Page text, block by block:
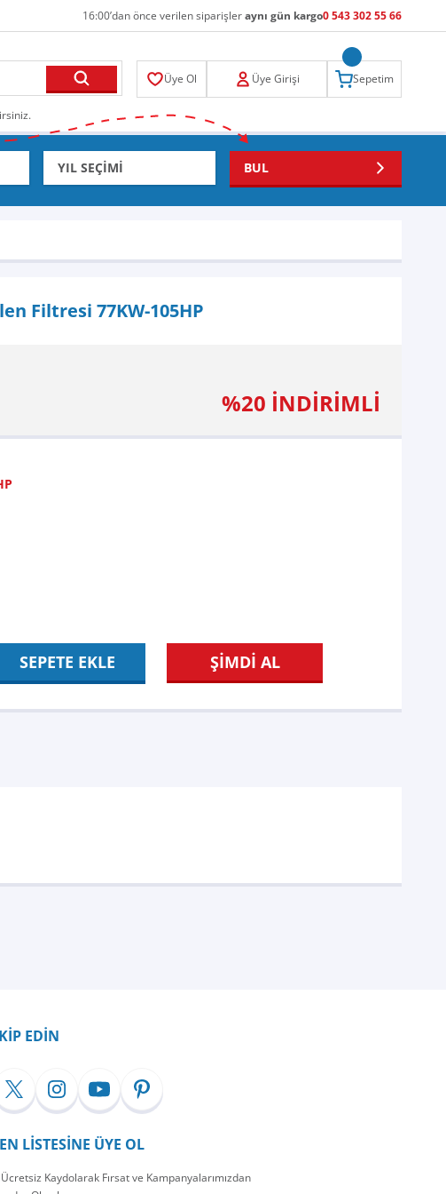
16:00’dan önce verilen siparişleraynı gün kargo0 543 302 55 66
Üye Ol Üye Girişi Sepetim
BUL
Filtresi 77KW-105HP
%20 İNDİRİMLİ
SEPETE EKLE ŞİMDİ AL
EDİN
LİSTESİNE ÜYE OL
Kaydolarak Fırsat ve Kampanyalarımızdan